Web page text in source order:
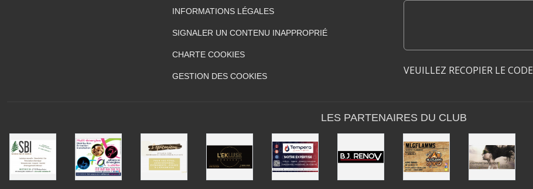
INFORMATIONS LÉGALES
SIGNALER UN CONTENU INAPPROPRIÉ
CHARTE COOKIES
GESTION DES COOKIES VEUILLEZ RECOPIER LE CODE
LES PARTENAIRES DU CLUB